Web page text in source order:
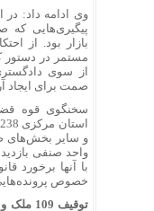
وی ادامه داد: در
پیگیری‌هایی
بازار بود. از
مستمر در دستور
از سوی
صمت برای ایجاد
سخنگوی قوه
و سایر بخش‌های
با آنها برخورد
خصوص